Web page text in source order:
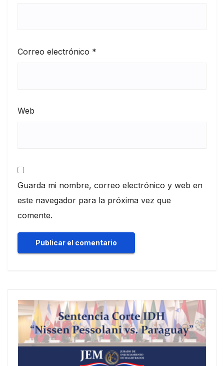
Correo electrónico *
Web
Guarda mi nombre, correo electrónico y web en
este navegador para la próxima vez que
comente.